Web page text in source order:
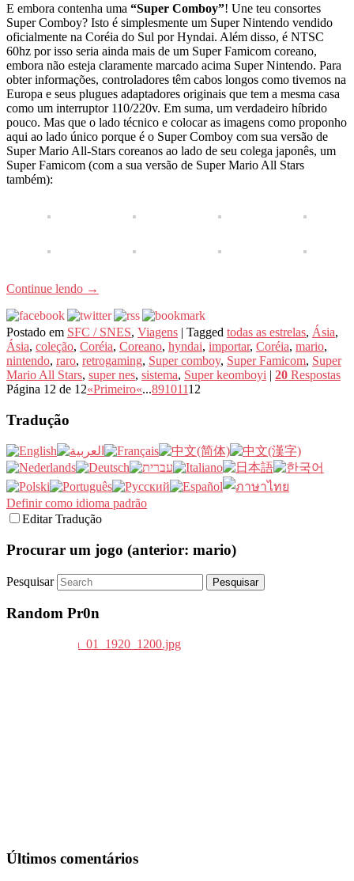
E embora contenha uma “Super Comboy”! Une teu consortes
Super Comboy? Isto é simplesmente um Super Nintendo vendido
oficialmente na Coréia do Sul por Hyndai. Além disso, é NTSC
60hz por isso seria ainda mais de um Super Famicom coreano,
embora não esteja claramente marcado acima Super Nintendo. Para
obter informações, controladores têm cabos longos como tivemos na
Europa e seus plugues adaptadores originais que tem a mesma casa
como um interruptor 110/220v. Em suma, um verdadeiro híbrido
pouco. Mas que o lado técnico e colocar as imagens como proponho
aqui ao lado único porque é o Super Comboy com sua versão de
Super Mario All-Stars coreanos ao lado de seu colega japonês, um
Super Famicom (com a sua versão de Super Mario All Stars
também):
Continue lendo →
Postado em SFC / SNES, Viagens | Tagged todas as estrelas, Ásia,
Ásia, coleção, Coréia, Coreano, hyndai, importar, Coréia, mario,
nintendo, raro, retrogaming, Super comboy, Super Famicom, Super
Mario All Stars, super nes, sistema, Super keomboyi | 20 Respostas
Página 12 de 12«Primeiro«...89101112
Tradução
Definir como idioma padrão
Editar Tradução
Procurar um jogo (anterior: mario)
Pesquisar
Random Pr0n
Últimos comentários